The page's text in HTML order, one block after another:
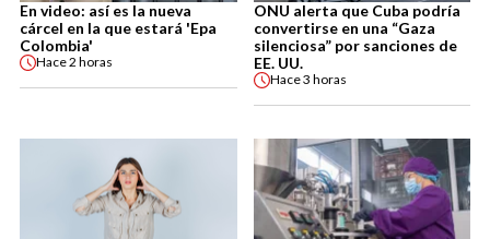
En video: así es la nueva
cárcel en la que estará 'Epa
Colombia'
Hace2 horas
ONU alerta que Cuba podría
convertirse en una “Gaza
silenciosa” por sanciones de
EE. UU.
Hace3 horas